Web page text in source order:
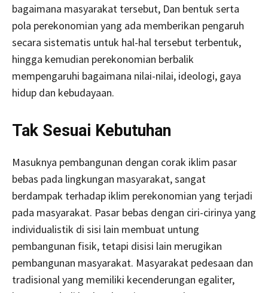
bagaimana masyarakat tersebut, Dan bentuk serta
pola perekonomian yang ada memberikan pengaruh
secara sistematis untuk hal-hal tersebut terbentuk,
hingga kemudian perekonomian berbalik
mempengaruhi bagaimana nilai-nilai, ideologi, gaya
hidup dan kebudayaan.
Tak Sesuai Kebutuhan
Masuknya pembangunan dengan corak iklim pasar
bebas pada lingkungan masyarakat, sangat
berdampak terhadap iklim perekonomian yang terjadi
pada masyarakat. Pasar bebas dengan ciri-cirinya yang
individualistik di sisi lain membuat untung
pembangunan fisik, tetapi disisi lain merugikan
pembangunan masyarakat. Masyarakat pedesaan dan
tradisional yang memiliki kecenderungan egaliter,